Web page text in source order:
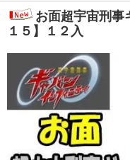
お面超宇宙刑
１５】１２入